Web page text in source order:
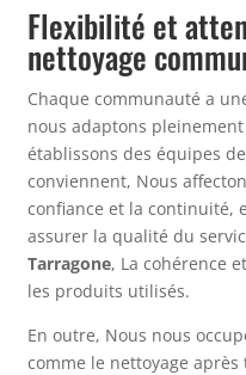
Flexibilité et
nettoyage
Chaque communauté a
nous adaptons
établissons des équipes
conviennent, Nous
confiance et la continuité,
assurer la qualité du
Tarragone, La cohérence
les produits utilisés.
En outre, Nous nous
comme le nettoyage